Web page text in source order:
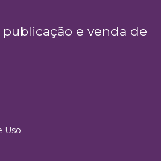
e venda de
Uso